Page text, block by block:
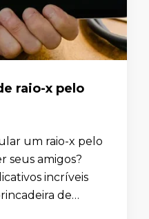
raio-x pelo
um raio-x pelo
seus amigos?
incríveis
de